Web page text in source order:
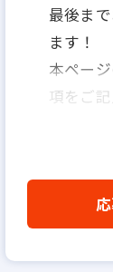
最後ま
ます！
本ペー
項をご
「応募
WEB応
▼